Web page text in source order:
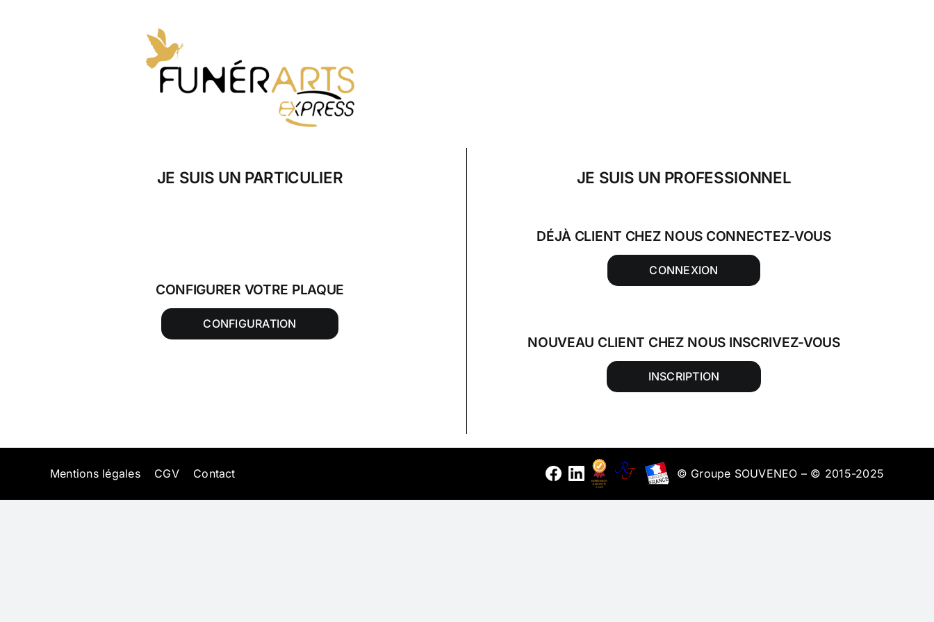
JE SUIS UN PARTICULIER JE SUIS UN PROFESSIONNEL
CONFIGURER VOTRE PLAQUE
CONFIGURATION
DÉJÀ CLIENT CHEZ NOUS CONNECTEZ-VOUS
CONNEXION
NOUVEAU CLIENT CHEZ NOUS INSCRIVEZ-VOUS
INSCRIPTION
Mentions légales CGV Contact © Groupe SOUVENEO – © 2015-2025